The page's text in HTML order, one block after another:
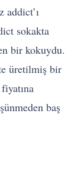
sokakta
bir kokuydu.
üretilmiş bir
baş